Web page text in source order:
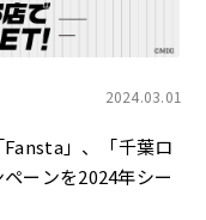
2024.03.01
」、「千葉ロ
ーンを2024年シー